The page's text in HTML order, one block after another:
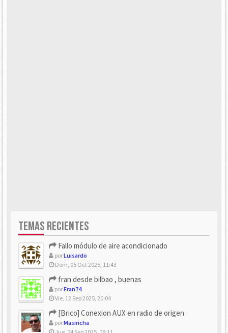
TEMAS RECIENTES
Fallo módulo de aire acondicionado
porLuisardo
Dom, 05 Oct 2025, 11:43
fran desde bilbao , buenas
porFran74
Vie, 12 Sep 2025, 20:04
[Brico] Conexion AUX en radio de origen
porMasiricha